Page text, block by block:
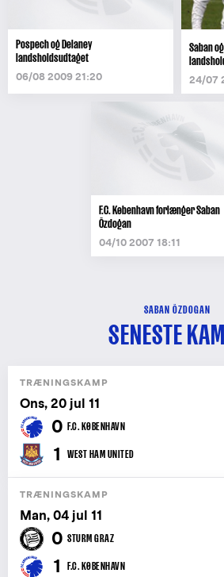
Pospech og Delaney
landsholdsudtaget
06/08 2009 21:20
Saban
24/07
F.C. København forlænger Saban
Özdogan
04/10 2007 18:11
SABAN ÖZDOGAN
SENESTE
TRÆNINGSKAMP
Ons, 20 jul 11
0 F.C. KØBENHAVN
1 WEST HAM UNITED
TRÆNINGSKAMP
Man, 04 jul 11
0 STURM GRAZ
1 F.C. KØBENHAVN